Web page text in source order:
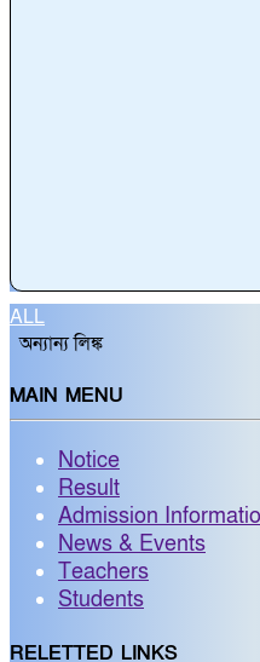
ALL
অন্যান্য লিঙ্ক
MAIN MENU
Notice
Result
Admission
News & Events
Teachers
Students
RELETTED LINKS